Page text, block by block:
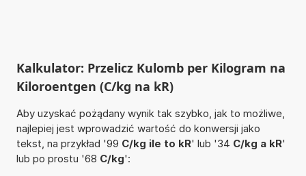
Kalkulator: Przelicz Kulomb per Kilogram na
Kiloroentgen (C/kg na kR)
Aby uzyskać pożądany wynik tak szybko, jak to możliwe,
najlepiej jest wprowadzić wartość do konwersji jako
tekst, na przykład '99 C/kg ile to kR' lub '34 C/kg a kR'
lub po prostu '68 C/kg':